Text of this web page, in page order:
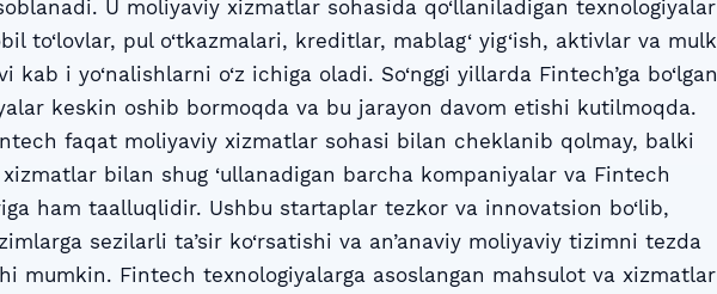
U moliyaviy xizmatlar sohasida qo‘llaniladigan texnologiyalar
to‘lovlar, pul o‘tkazmalari, kreditlar, mablag‘ yig‘ish, aktivlar va mulk
kab i yo‘nalishlarni o‘z ichiga oladi. So‘nggi yillarda Fintech’ga bo‘lgan
keskin oshib bormoqda va bu jarayon davom etishi kutilmoqda.
faqat moliyaviy xizmatlar sohasi bilan cheklanib qolmay, balki
bilan shug ‘ullanadigan barcha kompaniyalar va Fintech
ham taalluqlidir. Ushbu startaplar tezkor va innovatsion bo‘lib,
sezilarli ta’sir ko‘rsatishi va an’anaviy moliyaviy tizimni tezda
mumkin. Fintech texnologiyalarga asoslangan mahsulot va xizmatlar